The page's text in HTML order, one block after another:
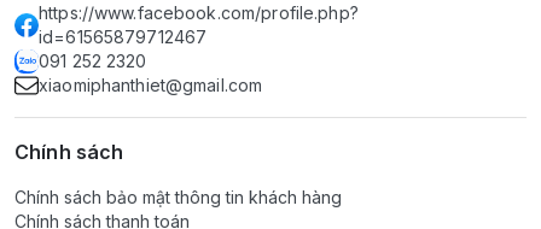
https://www.facebook.com/profile.php?
id=61565879712467
091 252 2320
xiaomiphanthiet@gmail.com
Chính sách
Chính sách bảo mật thông tin khách hàng
Chính sách thanh toán